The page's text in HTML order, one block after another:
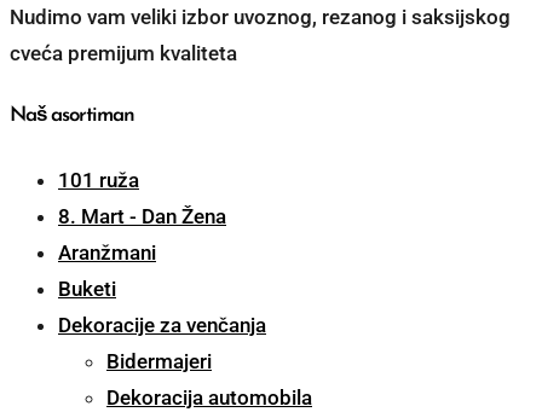
Nudimo vam veliki izbor uvoznog, rezanog i saksijskog
cveća premijum kvaliteta
Naš asortiman
101 ruža
8. Mart - Dan Žena
Aranžmani
Buketi
Dekoracije za venčanja
Bidermajeri
Dekoracija automobila